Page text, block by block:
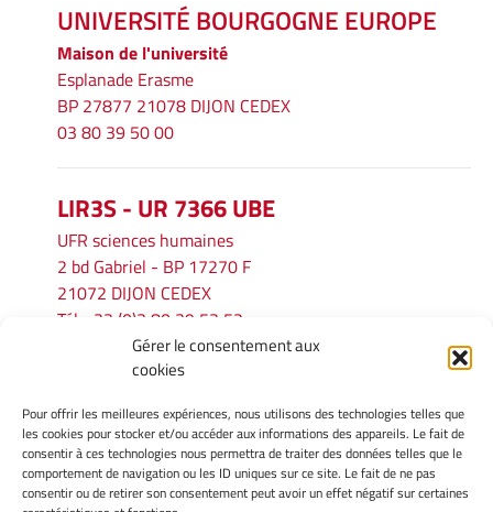
Gérer le consentement aux
cookies
Pour offrir les meilleures expériences, nous utilisons des technologies telles que
les cookies pour stocker et/ou accéder aux informations des appareils. Le fait de
consentir à ces technologies nous permettra de traiter des données telles que le
comportement de navigation ou les ID uniques sur ce site. Le fait de ne pas
consentir ou de retirer son consentement peut avoir un effet négatif sur certaines
UNIVERSITÉ BOURGOGNE EUROPE
Maison de l'université
Esplanade Erasme
BP 27877 21078 DIJON CEDEX
03 80 39 50 00
LIR3S - UR 7366 UBE
UFR sciences humaines
2 bd Gabriel - BP 17270 F
21072 DIJON CEDEX
Tél. : 33 (0)3 80 39 53 52
lir3s@u-bourgogne.fr
INFORMATIONS LÉGALES
Mentions légales
Gérer mes cookies
Politique de cookies